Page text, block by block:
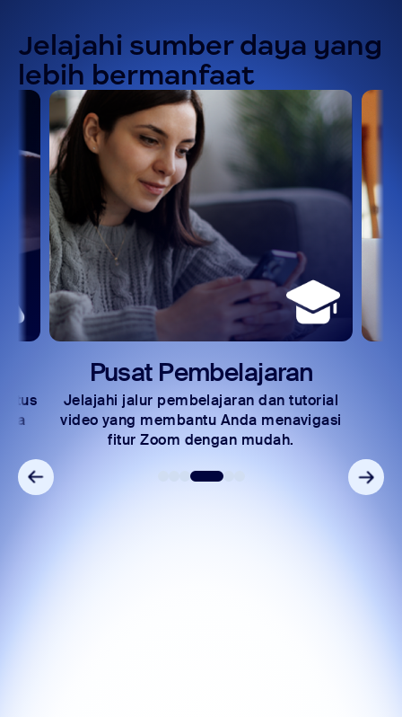
Jelajahi sumber daya yang
lebih bermanfaat
Pusat Pembelajaran
Jelajahi jalur pembelajaran dan tutorial
video yang membantu Anda menavigasi
fitur Zoom dengan mudah.